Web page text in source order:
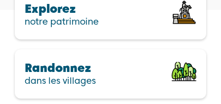
Explorez
notre patrimoine
Randonnez
dans les villages